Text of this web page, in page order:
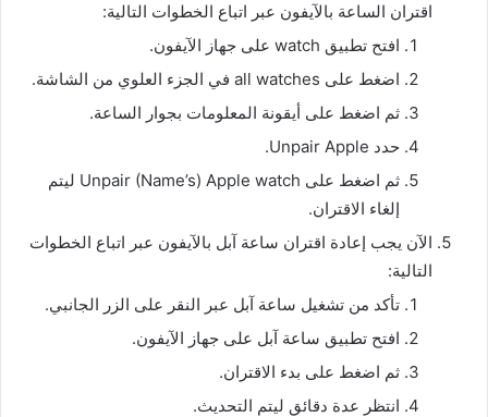
اقتران الساعة بالآيفون عبر اتباع الخطوات التالية:
افتح تطبيق watch على جهاز الآيفون.
اضغط على all watches في الجزء العلوي من الشاشة.
ثم اضغط على أيقونة المعلومات بجوار الساعة.
حدد Unpair Apple.
ثم اضغط على Unpair (Name’s) Apple watch ليتم
إلغاء الاقتران.
الآن يجب إعادة اقتران ساعة آبل بالآيفون عبر اتباع الخطوات
التالية:
تأكد من تشغيل ساعة آبل عبر النقر على الزر الجانبي.
افتح تطبيق ساعة آبل على جهاز الآيفون.
ثم اضغط على بدء الاقتران.
انتظر عدة دقائق ليتم التحديث.